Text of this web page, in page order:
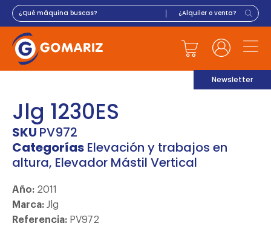
Newsletter
Jlg 1230ES
SKU PV972
Categorías Elevación y trabajos en
altura, Elevador Mástil Vertical
Año: 2011
Marca: Jlg
Referencia: PV972